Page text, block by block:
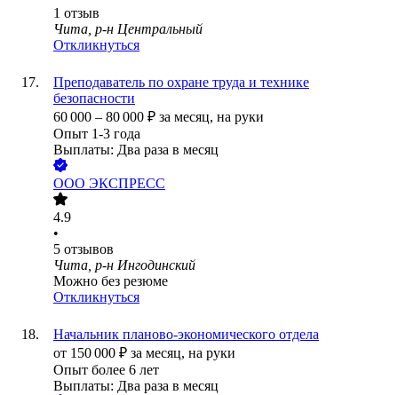
1 отзыв
Чита, р-н Центральный
Откликнуться
Преподаватель по охране труда и технике
безопасности
60 000 – 80 000 ₽ за месяц, на руки
Опыт 1-3 года
Выплаты: Два раза в месяц
ООО ЭКСПРЕСС
4.9
•
5 отзывов
Чита, р-н Ингодинский
Можно без резюме
Откликнуться
Начальник планово-экономического отдела
от 150 000 ₽ за месяц, на руки
Опыт более 6 лет
Выплаты: Два раза в месяц